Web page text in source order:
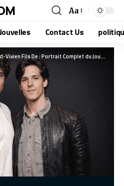
Aa
Contact Us
Fils De : Portrait Complet du Journaliste Français